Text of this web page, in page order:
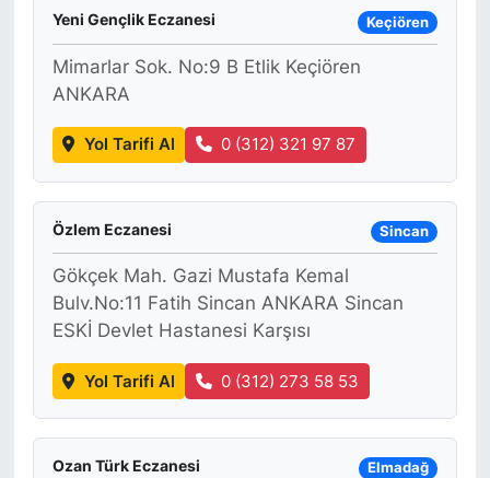
Yeni Gençlik Eczanesi Keçiören
Mimarlar Sok. No:9 B Etlik Keçiören
ANKARA
Yol Tarifi Al 0 (312) 321 97 87
Özlem Eczanesi Sincan
Gökçek Mah. Gazi Mustafa Kemal
Bulv.No:11 Fatih Sincan ANKARA Sincan
ESKİ Devlet Hastanesi Karşısı
Yol Tarifi Al 0 (312) 273 58 53
Ozan Türk Eczanesi Elmadağ